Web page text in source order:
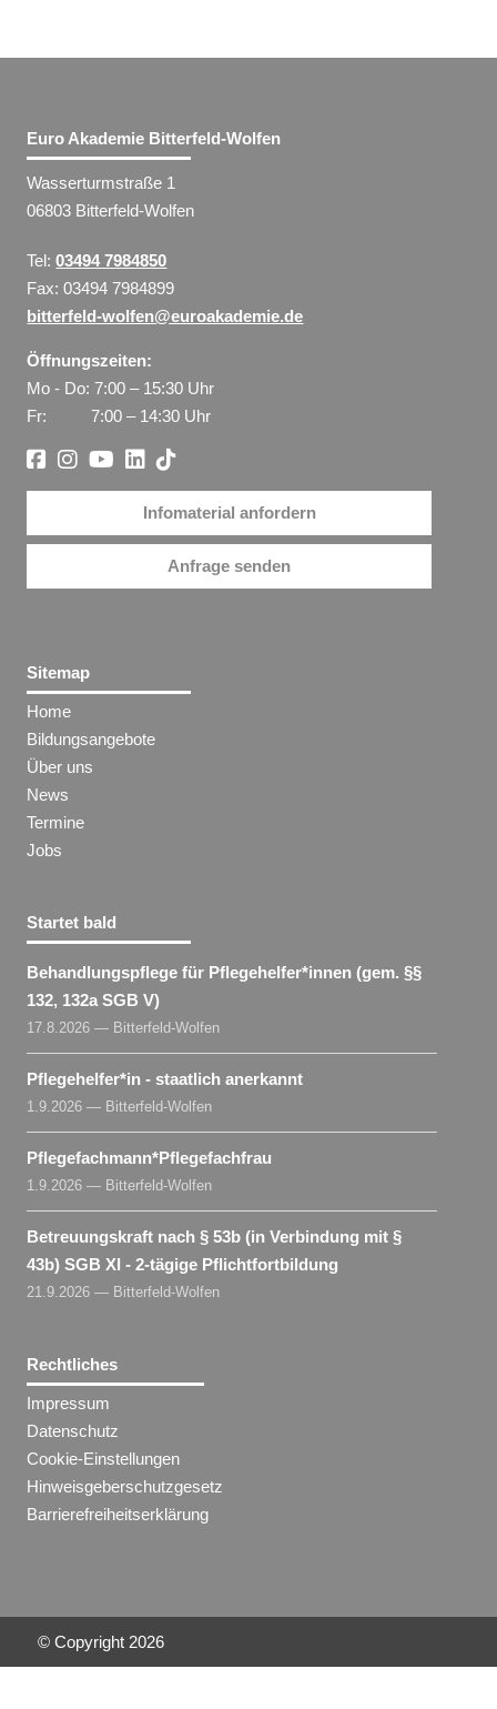
Euro Akademie Bitterfeld-Wolfen
Wasserturmstraße 1
06803 Bitterfeld-Wolfen
Tel:03494 7984850
Fax: 03494 7984899
bitterfeld-wolfen@euroakademie.de
Öffnungszeiten:
Mo - Do: 7:00 – 15:30 Uhr
Fr: 7:00 – 14:30 Uhr
Infomaterial anfordern
Anfrage senden
Sitemap
Home
Bildungsangebote
Über uns
News
Termine
Jobs
Startet bald
Behandlungspflege für Pflegehelfer​*innen (gem. §§
132, 132a SGB V)
17.8.2026 — Bitterfeld-Wolfen
Pflegehelfer​*in - staatlich anerkannt
1.9.2026 — Bitterfeld-Wolfen
Pflegefachmann​*Pflegefachfrau
1.9.2026 — Bitterfeld-Wolfen
Betreuungskraft nach § 53b (in Verbindung mit §
43b) SGB XI - 2-tägige Pflichtfortbildung
21.9.2026 — Bitterfeld-Wolfen
Rechtliches
Impressum
Datenschutz
Cookie-Einstellungen
Hinweisgeberschutzgesetz
Barrierefreiheitserklärung
© Copyright 2026